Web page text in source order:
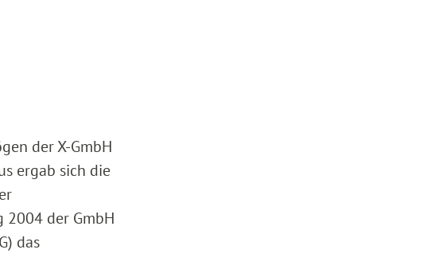
der X-GmbH
ergab sich die
der GmbH
das